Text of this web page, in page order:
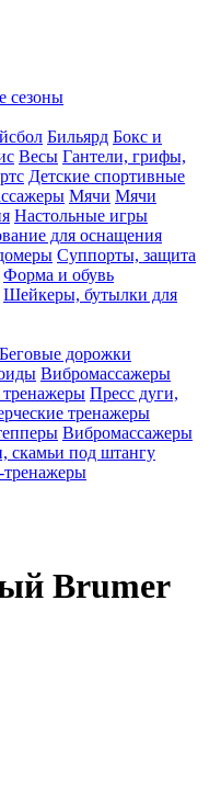
сезоны
Бильярд Бокс и
Весы Гантели, грифы,
Детские спортивные
Мячи Мячи
Настольные игры
для оснащения
Суппорты, защита
Форма и обувь
Шейкеры, бутылки для
Беговые дорожки
Вибромассажеры
тренажеры Пресс дуги,
тренажеры
Вибромассажеры
скамьи под штангу
Brumer